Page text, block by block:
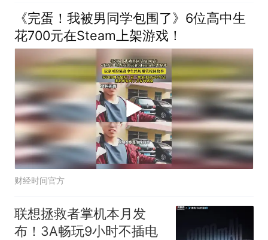
《完蛋！我被男同学包围了》6位高中生
花700元在Steam上架游戏！
财经时间官方
联想拯救者掌机本月发
布！3A畅玩9小时不插电